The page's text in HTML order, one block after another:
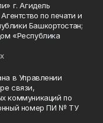
г. Агидель
по печати и
Башкортостан;
«Республика
в Управлении
связи,
коммуникаций по
номер ПИ № ТУ